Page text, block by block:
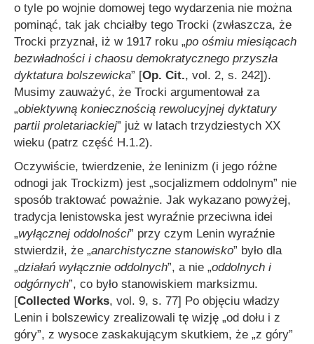
o tyle po wojnie domowej tego wydarzenia nie można
pominąć, tak jak chciałby tego Trocki (zwłaszcza, że
Trocki przyznał, iż w 1917 roku „po ośmiu miesiącach
bezwładności i chaosu demokratycznego przyszła
dyktatura bolszewicka” [Op. Cit., vol. 2, s. 242]).
Musimy zauważyć, że Trocki argumentował za
„obiektywną koniecznością rewolucyjnej dyktatury
partii proletariackiej” już w latach trzydziestych XX
wieku (patrz część H.1.2).
Oczywiście, twierdzenie, że leninizm (i jego różne
odnogi jak Trockizm) jest „socjalizmem oddolnym” nie
sposób traktować poważnie. Jak wykazano powyżej,
tradycja lenistowska jest wyraźnie przeciwna idei
„wyłącznej oddolności” przy czym Lenin wyraźnie
stwierdził, że „anarchistyczne stanowisko” było dla
„działań wyłącznie oddolnych”, a nie „oddolnych i
odgórnych”, co było stanowiskiem marksizmu.
[Collected Works, vol. 9, s. 77] Po objęciu władzy
Lenin i bolszewicy zrealizowali tę wizję „od dołu i z
góry”, z wysoce zaskakującym skutkiem, że „z góry”